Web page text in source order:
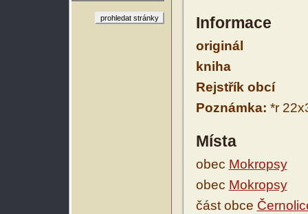
Informace
originál
kniha
Rejstřík obcí
Poznámka: *r
Místa
obec Mokropsy
obec Mokropsy
část obce